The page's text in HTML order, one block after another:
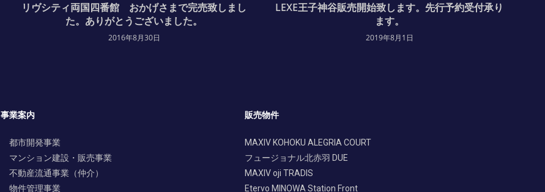
リヴシティ両国四番館 おかげさまで完売致しまし
た。ありがとうございました。
2016年8月30日
LEXE王子神谷販売開始致します。先行予約受付承り
ます。
2019年8月1日
事業案内
都市開発事業
マンション建設・販売事業
不動産流通事業（仲介）
物件管理事業
販売物件
MAXIV KOHOKU ALEGRIA COURT
フュージョナル北赤羽 DUE
MAXIV oji TRADIS
Etervo MINOWA Station Front